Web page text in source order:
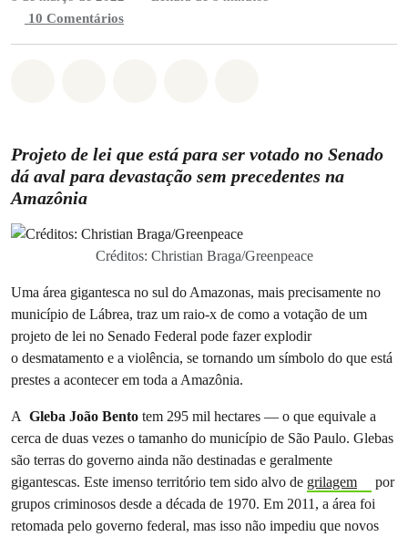
10 Comentários
Projeto de lei que está para ser votado no Senado
dá aval para devastação sem precedentes na
Amazônia
Créditos: Christian Braga/Greenpeace
Uma área gigantesca no sul do Amazonas, mais precisamente no
município de Lábrea, traz um raio-x de como a votação de um
projeto de lei no Senado Federal pode fazer explodir
o desmatamento e a violência, se tornando um símbolo do que está
prestes a acontecer em toda a Amazônia.
A Gleba João Bento tem 295 mil hectares — o que equivale a
cerca de duas vezes o tamanho do município de São Paulo. Glebas
são terras do governo ainda não destinadas e geralmente
gigantescas. Este imenso território tem sido alvo de grilagem
por
grupos criminosos desde a década de 1970. Em 2011, a área foi
retomada pelo governo federal, mas isso não impediu que novos